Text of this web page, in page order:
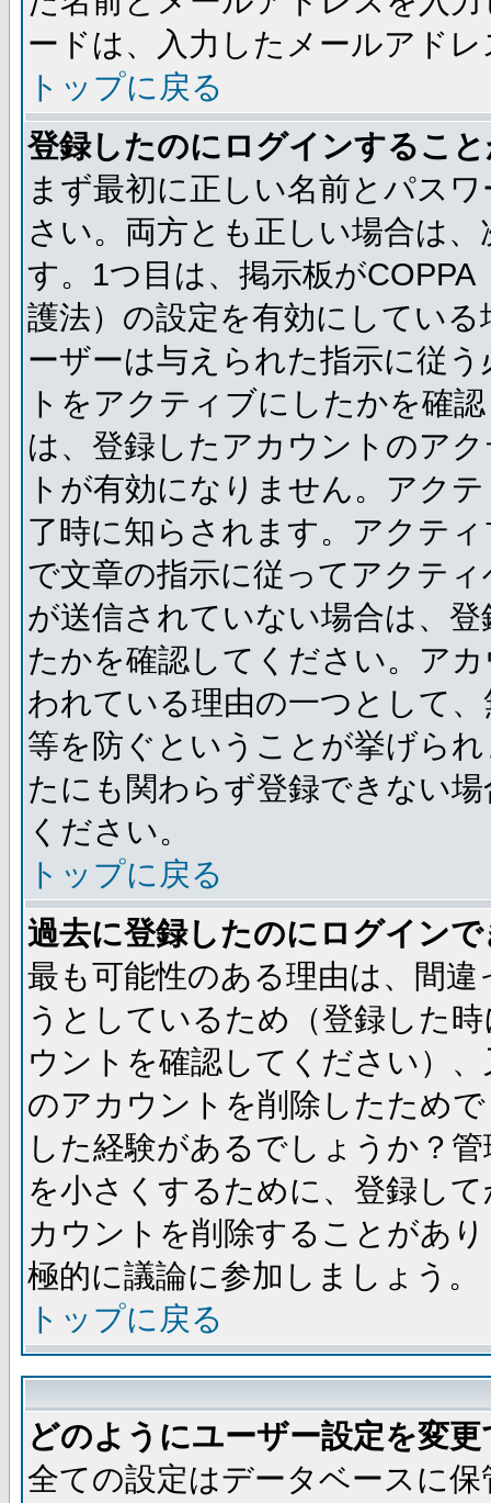
ードは、入力したメールアド
トップに戻る
登録したのにログインするこ
まず最初に正しい名前とパス
さい。両方とも正しい場合は
す。1つ目は、掲示板が
護法）の設定を有効にしてい
ーザーは与えられた指示に従
トをアクティブにしたかを確
は、登録したアカウントのア
トが有効になりません。アク
了時に知らされます。アクテ
で文章の指示に従ってアクテ
が送信されていない場合は、
たかを確認してください。ア
われている理由の一つとして
等を防ぐということが挙げら
たにも関わらず登録できない
ください。
トップに戻る
過去に登録したのにログイン
最も可能性のある理由は、間
うとしているため（登録した
ウントを確認してください）
のアカウントを削除したため
した経験があるでしょうか？
を小さくするために、登録し
カウントを削除することがあ
極的に議論に参加しましょう。
トップに戻る
どのようにユーザー設定を変
全ての設定はデータベースに